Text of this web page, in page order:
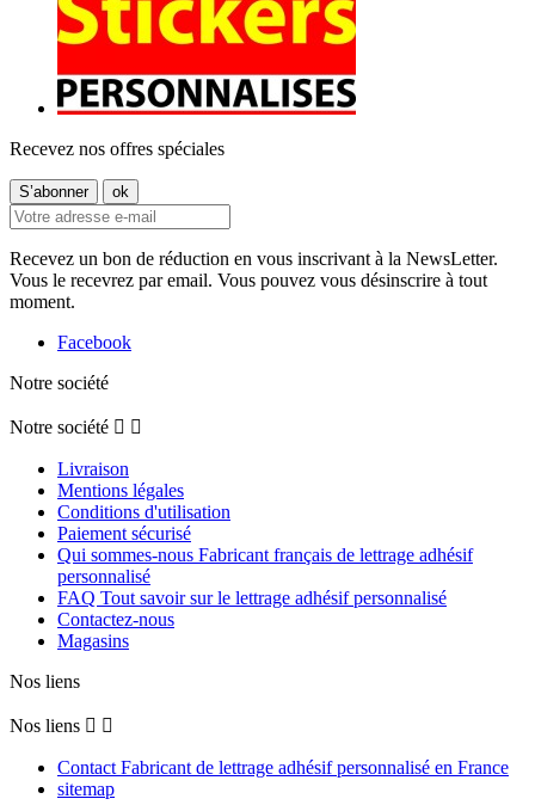
Recevez nos offres spéciales
Recevez un bon de réduction en vous inscrivant à la NewsLetter.
Vous le recevrez par email. Vous pouvez vous désinscrire à tout
moment.
Facebook
Notre société
Notre société  
Livraison
Mentions légales
Conditions d'utilisation
Paiement sécurisé
Qui sommes-nous Fabricant français de lettrage adhésif
personnalisé
FAQ Tout savoir sur le lettrage adhésif personnalisé
Contactez-nous
Magasins
Nos liens
Nos liens  
Contact Fabricant de lettrage adhésif personnalisé en France
sitemap